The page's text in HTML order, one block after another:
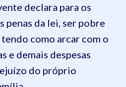
declara para os
penas da lei, ser pobre
como arcar com o
e demais despesas
do próprio